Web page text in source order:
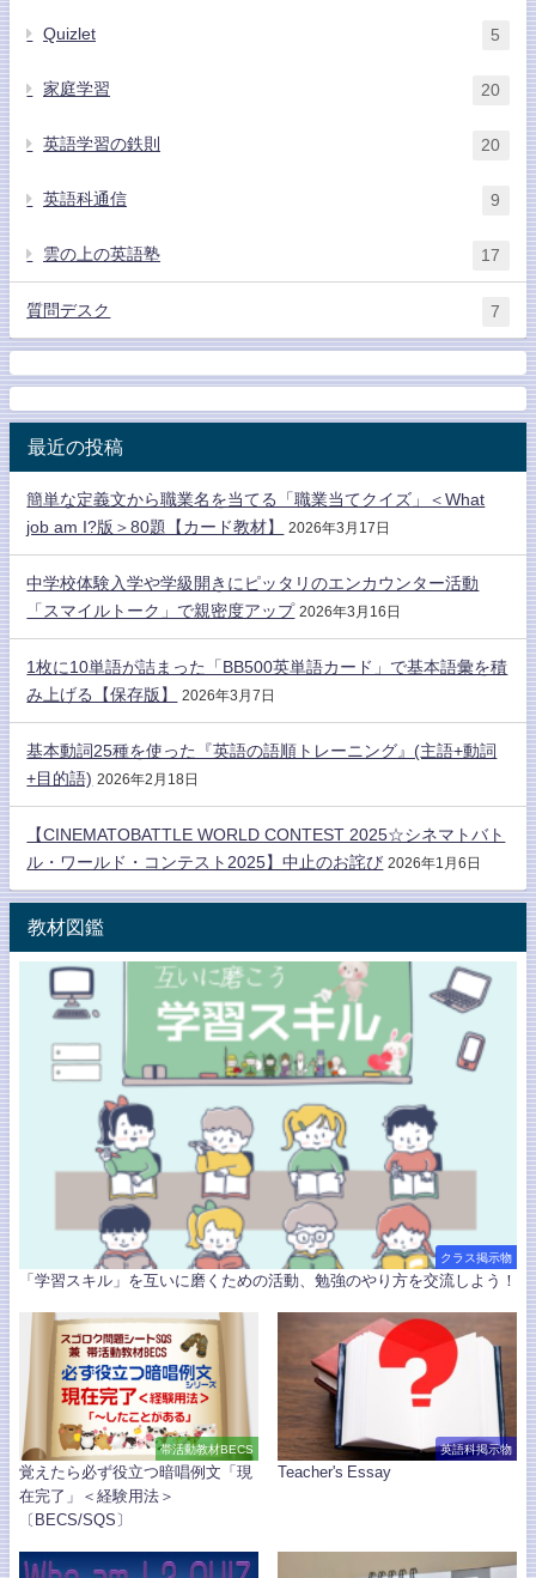
Quizlet 5
家庭学習 20
英語学習の鉄則 20
英語科通信 9
雲の上の英語塾 17
質問デスク 7
最近の投稿
簡単な定義文から職業名を当てる「職業当てクイズ」＜What
job am I?版＞80題【カード教材】
2026年3月17日
中学校体験入学や学級開きにピッタリのエンカウンター活動
「スマイルトーク」で親密度アップ 2026年3月16日
1枚に10単語が詰まった「BB500英単語カード」で基本語彙を積
み上げる【保存版】
2026年3月7日
基本動詞25種を使った『英語の語順トレーニング』(主語+動詞
+目的語) 2026年2月18日
【CINEMATOBATTLE WORLD CONTEST 2025☆シネマトバト
ル・ワールド・コンテスト2025】中止のお詫び 2026年1月6日
教材図鑑
クラス掲示物
「学習スキル」を互いに磨くための活動、勉強のやり方を交流しよう！
帯活動教材BECS
覚えたら必ず役立つ暗唱例文「現
在完了」＜経験用法＞
〔BECS/SQS〕
英語科掲示物
Teacher's Essay